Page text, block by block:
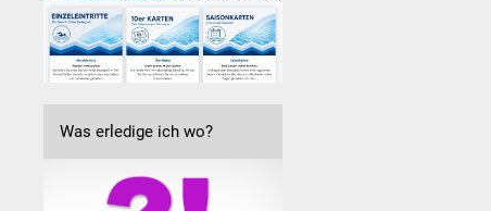
Was erledige ich wo?